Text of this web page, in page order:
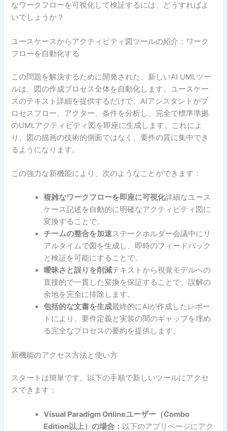
なワークフローを可視化して検証するには、どうすればよ
いでしょうか？
ユースケースからアクティビティ図ツールの紹介：ワーク
フローを自動化する
この問題を解決するために開発された、新しいAI UMLツー
ルは、図の作成プロセス全体を自動化します。ユースケー
スのテキスト詳細を提供するだけで、AIアシスタントがプ
ロセスフロー、アクター、条件を分析し、完全で標準準拠
のUMLアクティビティ図を即座に生成します。これによ
り、図の描画の技術的側面ではなく、要件の質に集中でき
るようになります。
この強力な新機能により、次のようなことができます：
複雑なワークフローを即座に可視化詳細なユース
ケース記述を自動的に明確なアクティビティ図に
変換することで。
チームの整合を加速ステークホルダー会議中にリ
アルタイムで図を生成し、即時のフィードバック
と検証を可能にすることで。
曖昧さと誤りを削減テキストから視覚モデルへの
直接的で一貫した変換を保証することで、誤解の
余地を完全に排除します。
包括的な文書を生成最終的にAIが作成したレポー
トにより、要件定義と実装の間のギャップを埋め
る完全なプロセスの要約を提供します。
新機能のアクセス方法と使い方
スタートは簡単です。以下の手順で新しいツールにアクセ
スできます：
Visual Paradigm Onlineユーザー（Combo
Edition以上）の場合： 以下のアプリページにアク